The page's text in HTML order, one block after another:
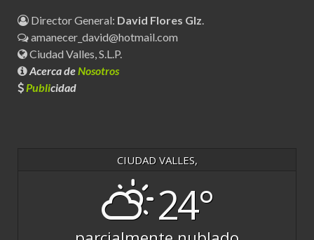
Director General: David Flores Glz.
amanecer_david@hotmail.com
Ciudad Valles, S.L.P.
Acerca deNosotros
Publicidad
CIUDAD VALLES,
24°